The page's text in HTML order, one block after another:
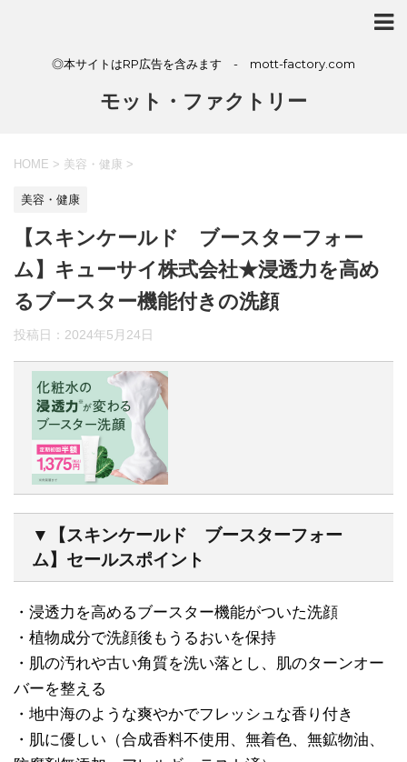
◎本サイトはRP広告を含みます - mott-factory.com
モット・ファクトリー
HOME > 美容・健康 >
美容・健康
【スキンケールド ブースターフォー
ム】キューサイ株式会社★浸透力を高め
るブースター機能付きの洗顔
投稿日： 2024年5月24日
▼【スキンケールド ブースターフォー
ム】セールスポイント
・浸透力を高めるブースター機能がついた洗顔
・植物成分で洗顔後もうるおいを保持
・肌の汚れや古い角質を洗い落とし、肌のターンオー
バーを整える
・地中海のような爽やかでフレッシュな香り付き
・肌に優しい（合成香料不使用、無着色、無鉱物油、